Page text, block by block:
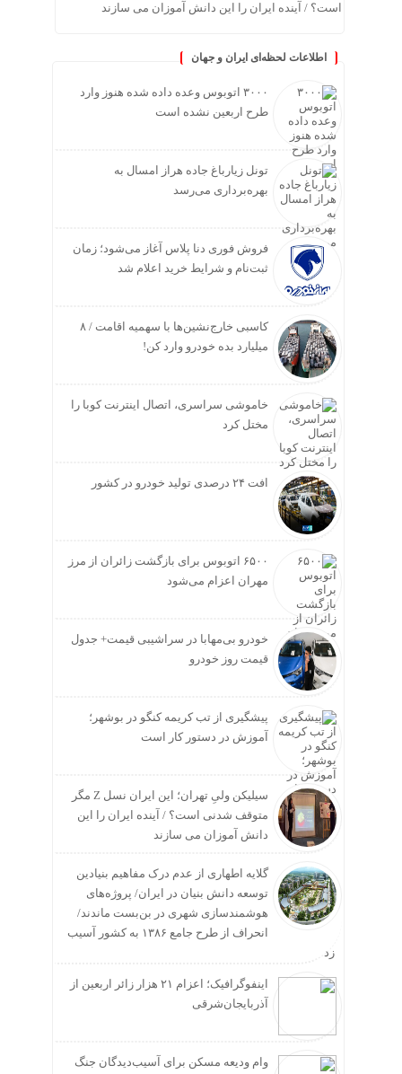
است؟ / آینده ایران را این دانش آموزان می سازند
اطلاعات لحظه‌ای ایران و جهان
۳۰۰۰ اتوبوس وعده داده شده هنوز وارد
طرح اربعین نشده است
تونل زیارباغ جاده هراز امسال به
بهره‌برداری می‌رسد
فروش فوری دنا پلاس آغاز می‌شود؛ زمان
ثبت‌نام و شرایط خرید اعلام شد
کاسبی خارج‌نشین‌ها با سهمیه اقامت / ۸
میلیارد بده خودرو وارد کن!
خاموشی سراسری، اتصال اینترنت کوبا را
مختل کرد
افت ۲۴ درصدی تولید خودرو در کشور
۶۵۰۰ اتوبوس برای بازگشت زائران از مرز
مهران اعزام می‌شود
خودرو بی‌مهابا در سراشیبی قیمت+ جدول
قیمت روز خودرو
پیشگیری از تب کریمه کنگو در بوشهر؛
آموزش در دستور کار است
سیلیکن ولیِ تهران؛ این ایران نسل Z مگر
متوقف شدنی است؟ / آینده ایران را این
دانش آموزان می سازند
گلایه اطهاری از عدم درک مفاهیم بنیادین
توسعه دانش بنیان در ایران/ پروژه‌های
هوشمندسازی شهری در بن‌بست ماندند/
انحراف از طرح جامع ۱۳۸۶ به کشور آسیب
زد
اینفوگرافیک؛ اعزام ۲۱ هزار زائر اربعین از
آذربایجان‌شرقی
وام ودیعه مسکن برای آسیب‌دیدگان جنگ